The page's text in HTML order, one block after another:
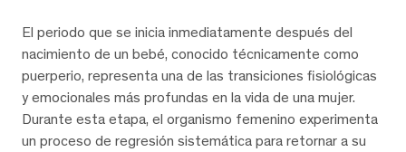
El periodo que se inicia inmediatamente después del
nacimiento de un bebé, conocido técnicamente como
puerperio, representa una de las transiciones fisiológicas
y emocionales más profundas en la vida de una mujer.
Durante esta etapa, el organismo femenino experimenta
un proceso de regresión sistemática para retornar a su